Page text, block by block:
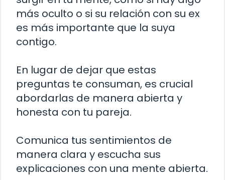
más oculto o si su relación con su ex
es más importante que la suya
contigo.
En lugar de dejar que estas
preguntas te consuman, es crucial
abordarlas de manera abierta y
honesta con tu pareja.
Comunica tus sentimientos de
manera clara y escucha sus
explicaciones con una mente abierta.